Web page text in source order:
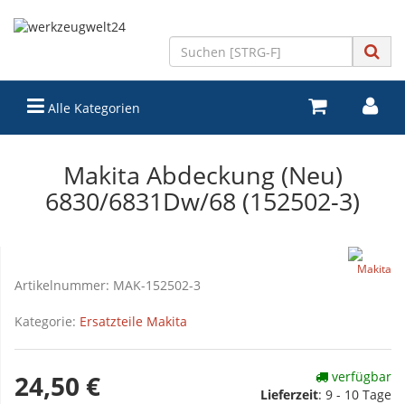
Alle Kategorien
Makita Abdeckung (Neu)
6830/6831Dw/68 (152502-3)
Artikelnummer: MAK-152502-3
Kategorie: Ersatzteile Makita
24,50 €
verfügbar
Lieferzeit: 9 - 10 Tage